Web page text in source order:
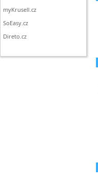
myKrusell.cz
SoEasy.cz
Direto.cz